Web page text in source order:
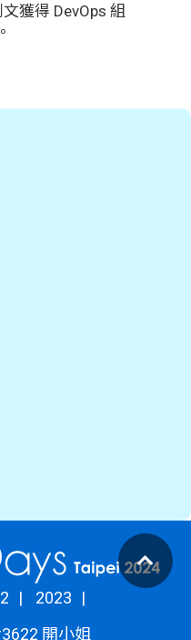
獲得 DevOps 組
2023
開小姐